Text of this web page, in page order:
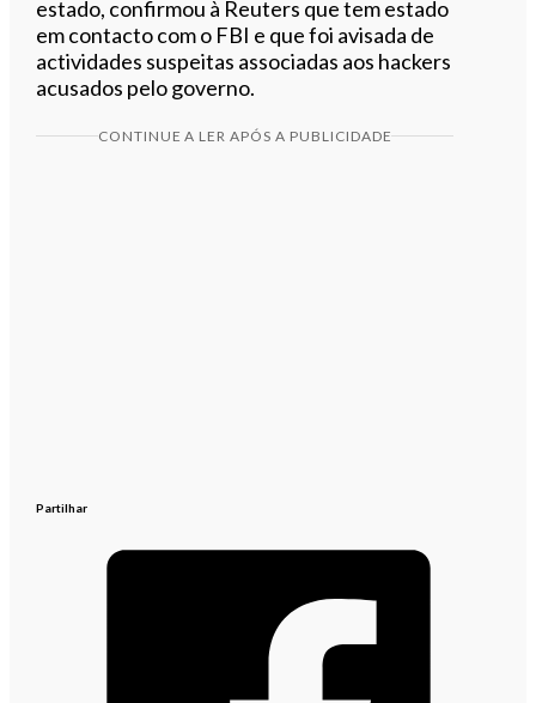
estado, confirmou à Reuters que tem estado
em contacto com o FBI e que foi avisada de
actividades suspeitas associadas aos hackers
acusados pelo governo.
CONTINUE A LER APÓS A PUBLICIDADE
Partilhar